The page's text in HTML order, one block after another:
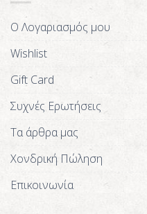
Ο Λογαριασμός μου
Wishlist
Gift Card
Συχνές Ερωτήσεις
Τα άρθρα μας
Χονδρική Πώληση
Επικοινωνία